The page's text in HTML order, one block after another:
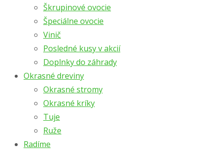
Škrupinové ovocie
Špeciálne ovocie
Vinič
Posledné kusy v akcií
Doplnky do záhrady
Okrasné dreviny
Okrasné stromy
Okrasné kríky
Tuje
Ruže
Radíme